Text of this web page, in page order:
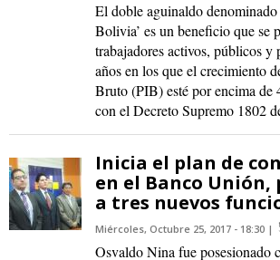
El doble aguinaldo
Bolivia’ es un beneficio que se
trabajadores activos, públicos y
años en los que el crecimiento
Bruto (PIB) esté por encima de
con el Decreto Supremo 1802
Inicia el plan de
en el Banco Unión,
a tres nuevos
Miércoles, Octubre 25, 2017 - 18:30
Osvaldo Nina fue posesionado